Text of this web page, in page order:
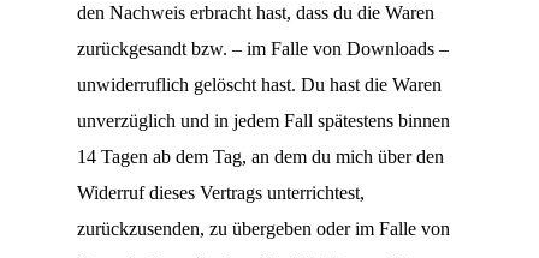
den Nachweis erbracht hast, dass du die Waren
zurückgesandt bzw. – im Falle von Downloads –
unwiderruflich gelöscht hast. Du hast die Waren
unverzüglich und in jedem Fall spätestens binnen
14 Tagen ab dem Tag, an dem du mich über den
Widerruf dieses Vertrags unterrichtest,
zurückzusenden, zu übergeben oder im Falle von